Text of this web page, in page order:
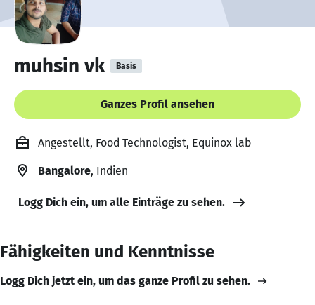
muhsin vk Basis
Ganzes Profil ansehen
Angestellt, Food Technologist, Equinox lab
Bangalore, Indien
Logg Dich ein, um alle Einträge zu sehen.
Fähigkeiten und Kenntnisse
Logg Dich jetzt ein, um das ganze Profil zu sehen.